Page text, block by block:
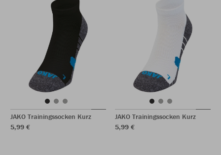
JAKO Trainingssocken Kurz
5,99 €
JAKO Trainingssocken Kurz
5,99 €